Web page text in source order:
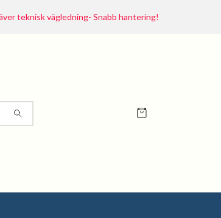
teknisk vägledning- Snabb hantering!